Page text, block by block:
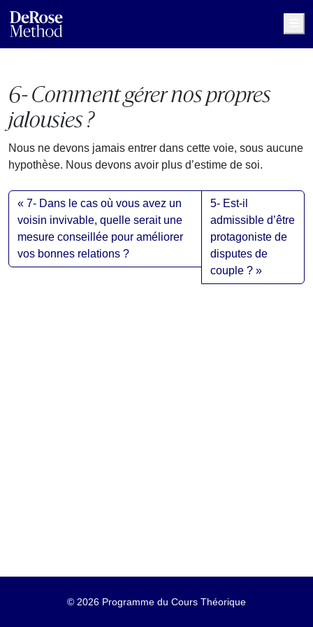
6- Comment gérer nos propres
jalousies ?
Nous ne devons jamais entrer dans cette voie, sous aucune
hypothèse. Nous devons avoir plus d’estime de soi.
7- Dans le cas où vous avez un
voisin invivable, quelle serait une
mesure conseillée pour améliorer
vos bonnes relations ?
5- Est-il
admissible d’être
protagoniste de
disputes de
couple ?
© 2026 Programme du Cours Théorique